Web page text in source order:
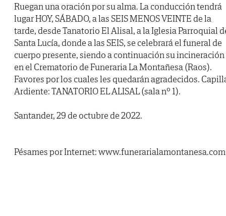
Ruegan una oración por su alma. La conducción tendrá
lugar HOY, SÁBADO, a las SEIS MENOS VEINTE de la
tarde, desde Tanatorio El Alisal, a la Iglesia Parroquial
Santa Lucía, donde a las SEIS, se celebrará el funeral de
cuerpo presente, siendo a continuación su incineración
en el Crematorio de Funeraria La Montañesa (Raos).
Favores por los cuales les quedarán agradecidos.
Ardiente: TANATORIO EL ALISAL (sala nº 1).
Santander, 29 de octubre de 2022.
Pésames por Internet: www.funerarialamontanesa.com